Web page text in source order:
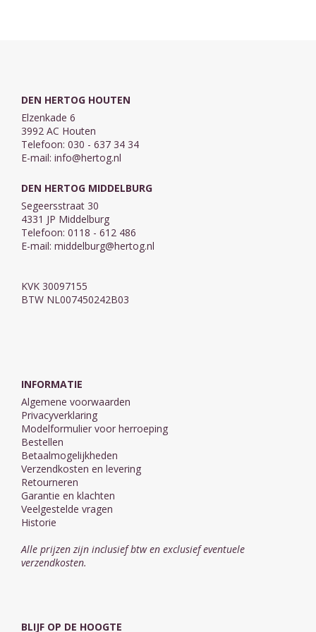
DEN HERTOG HOUTEN
Elzenkade 6
3992 AC Houten
Telefoon: 030 - 637 34 34
E-mail: info@hertog.nl
DEN HERTOG MIDDELBURG
Segeersstraat 30
4331 JP Middelburg
Telefoon: 0118 - 612 486
E-mail: middelburg@hertog.nl
KVK 30097155
BTW NL007450242B03
INFORMATIE
Algemene voorwaarden
Privacyverklaring
Modelformulier voor herroeping
Bestellen
Betaalmogelijkheden
Verzendkosten en levering
Retourneren
Garantie en klachten
Veelgestelde vragen
Historie
Alle prijzen zijn inclusief btw en exclusief eventuele
verzendkosten.
BLIJF OP DE HOOGTE